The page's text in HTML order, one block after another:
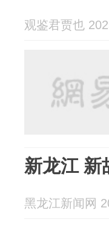
观鉴君贾也
新龙江 新
黑龙江新闻网